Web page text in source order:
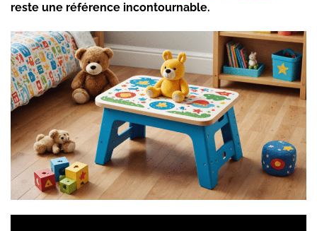
reste une référence incontournable.